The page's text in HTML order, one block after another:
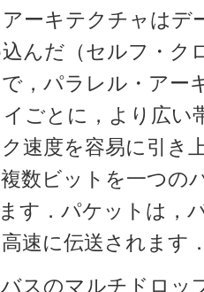
ーキテクチャはデ
んだ（セルフ・ク
，パラレル・アー
ごとに，より広い
速度を容易に引き
数ビットを一つの
す．パケットは，
速に伝送されます
スのマルチドロッ